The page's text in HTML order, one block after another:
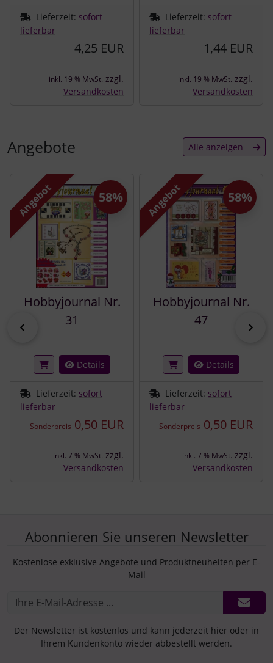
Lieferzeit: sofort
lieferbar
4,25 EUR
inkl. 19 % MwSt. zzgl.
Versandkosten
Lieferzeit: sofort
lieferbar
1,44 EUR
inkl. 19 % MwSt. zzgl.
Versandkosten
Angebote Alle anzeigen
Es folgt ein Produktslider - navigieren Sie mit der Tab-
Angebot
Hobbyjournal Nr.
31
Details
Lieferzeit: sofort
lieferbar
Sonderpreis 0,50 EUR
58%
inkl. 7 % MwSt. zzgl.
Versandkosten
Angebot
Hobbyjournal Nr.
47
Details
Lieferzeit: sofort
lieferbar
Sonderpreis 0,50 EUR
58%
inkl. 7 % MwSt. zzgl.
Versandkosten
Abonnieren Sie unseren Newsletter
Kostenlose exklusive Angebote und Produktneuheiten per E-
Mail
Der Newsletter ist kostenlos und kann jederzeit hier oder in
Ihrem Kundenkonto wieder abbestellt werden.